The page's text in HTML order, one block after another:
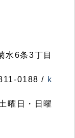
6条3丁目
0188 / k
曜日・日曜